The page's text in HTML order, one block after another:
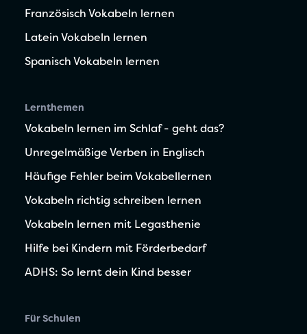
Französisch Vokabeln lernen
Latein Vokabeln lernen
Spanisch Vokabeln lernen
Lernthemen
Vokabeln lernen im Schlaf - geht das?
Unregelmäßige Verben in Englisch
Häufige Fehler beim Vokabellernen
Vokabeln richtig schreiben lernen
Vokabeln lernen mit Legasthenie
Hilfe bei Kindern mit Förderbedarf
ADHS: So lernt dein Kind besser
Für Schulen